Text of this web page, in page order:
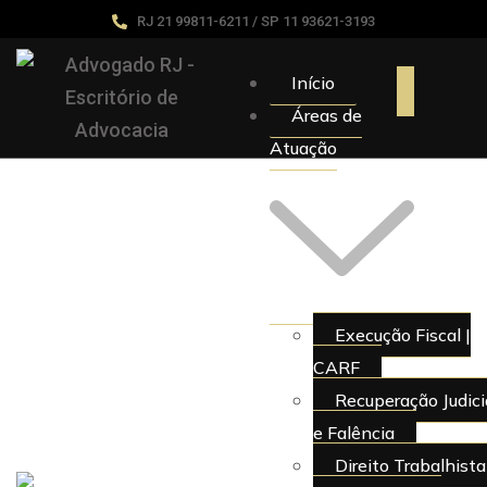
RJ 21 99811-6211 / SP 11 93621-3193
Início
Áreas de
Atuação
Execução Fiscal |
CARF
Recuperação
e Falência
Direito Trabalhista